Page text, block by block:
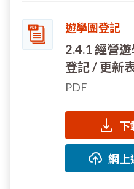
遊學團登記
2.4.1 經營
登記 / 更新
PDF
下
網上